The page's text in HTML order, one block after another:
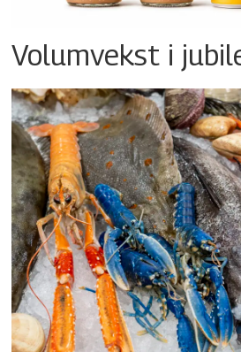
Volumvekst i